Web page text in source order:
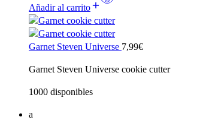
Añadir al carrito
Garnet Steven Universe 7,99€
Garnet Steven Universe cookie cutter
1000 disponibles
a